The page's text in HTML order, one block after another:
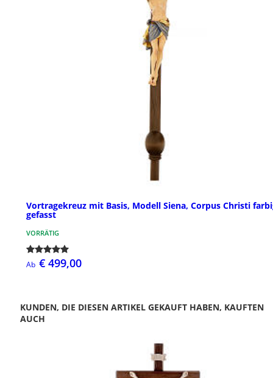
Vortragekreuz mit Basis, Modell Siena, Corpus Christi
gefasst
VORRÄTIG
Ab € 499,00
KUNDEN, DIE DIESEN ARTIKEL GEKAUFT HABEN, KAUFTEN
AUCH